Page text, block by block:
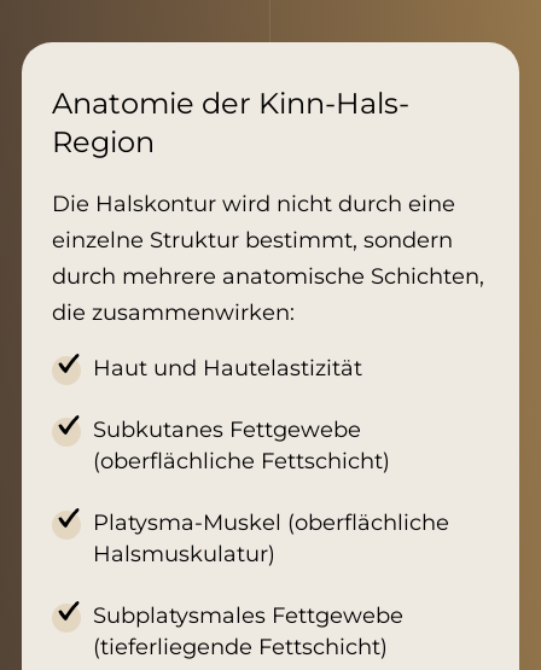
Anatomie der Kinn-Hals-
Region
Die Halskontur wird nicht durch eine
einzelne Struktur bestimmt, sondern
durch mehrere anatomische Schichten,
die zusammenwirken:
Haut und Hautelastizität
Subkutanes Fettgewebe
(oberflächliche Fettschicht)
Platysma-Muskel (oberflächliche
Halsmuskulatur)
Subplatysmales Fettgewebe
(tieferliegende Fettschicht)